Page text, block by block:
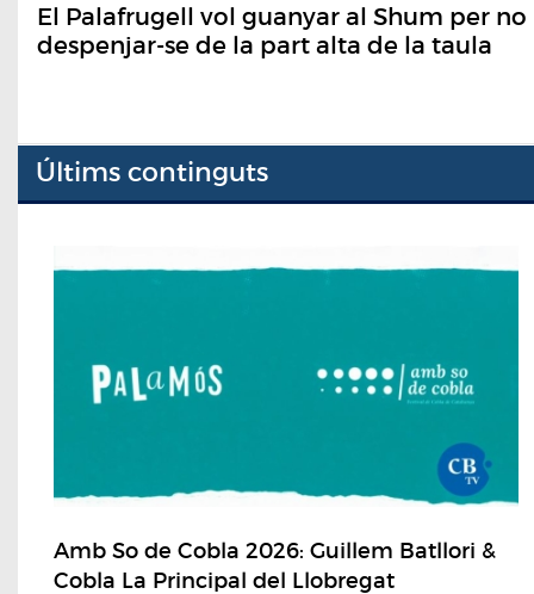
El Palafrugell vol guanyar al Shum per no
despenjar-se de la part alta de la taula
Últims continguts
Amb So de Cobla 2026: Guillem Batllori &
Cobla La Principal del Llobregat